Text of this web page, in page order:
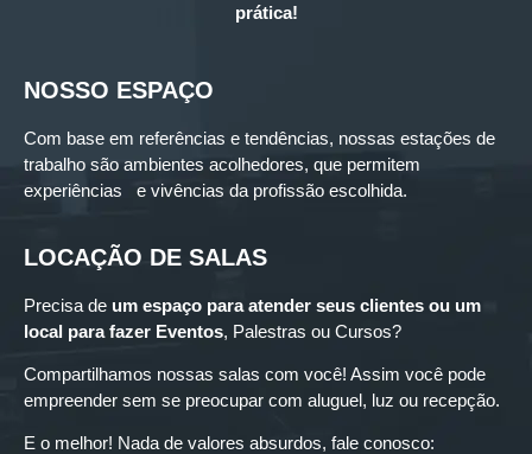
prática!
NOSSO ESPAÇO
Com base em referências e tendências, nossas estações de
trabalho são ambientes acolhedores, que permitem
experiências e vivências da profissão escolhida.
LOCAÇÃO DE SALAS
Precisa de um espaço para atender seus clientes ou um
local para fazer Eventos, Palestras ou Cursos?
Compartilhamos nossas salas com você! Assim você pode
empreender sem se preocupar com aluguel, luz ou recepção.
E o melhor! Nada de valores absurdos, fale conosco: